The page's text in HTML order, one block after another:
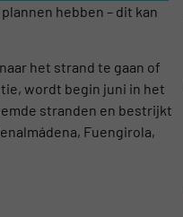
hebben – dit kan
het strand te gaan of
wordt begin juni in het
stranden en bestrijkt
Fuengirola,